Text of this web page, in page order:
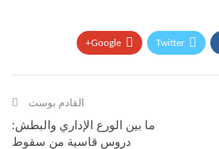
Twitter
Google+
القادم بوست
ما بين الورع الإداري والبطش:
دروس قاسية من سقوط